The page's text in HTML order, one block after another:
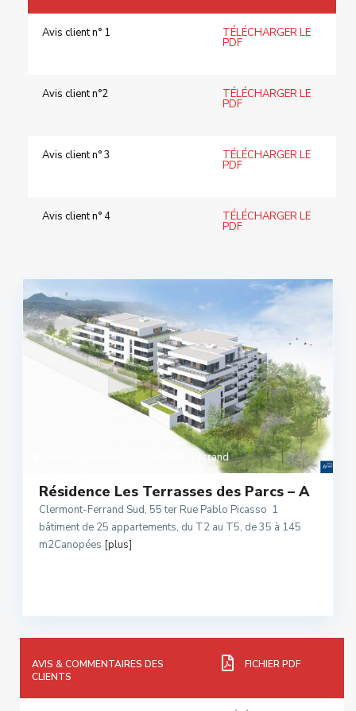
Avis client n° 1 TÉLÉCHARGER LE
PDF
Avis client n°2 TÉLÉCHARGER LE
PDF
Avis client n° 3 TÉLÉCHARGER LE
PDF
Avis client n° 4 TÉLÉCHARGER LE
PDF
Clermont-Ferrand
Résidence Les Terrasses des Parcs – A
Clermont-Ferrand Sud, 55 ter Rue Pablo Picasso 1
bâtiment de 25 appartements, du T2 au T5, de 35 à 145
m2Canopées [plus]
AVIS & COMMENTAIRES DES
CLIENTS
FICHIER PDF